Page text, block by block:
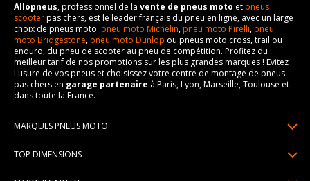
Allopneus, professionnel de la vente de pneus moto etpneus
scooterpas chers, est le leader français du pneu en ligne, avec un large
choix de pneus moto. pneu moto Michelin,pneu moto Pirelli,pneu
moto Bridgestone,pneu moto Dunlop ou pneus moto cross, trail ou
enduro, du pneu de scooter au pneu de compétition. Profitez du
meilleur tarif de nos promotions sur les plus grandes marques ! Evitez
l'usure de vos pneus et choisissez votre centre de montage de pneus
pas chers en garage partenaire à Paris, Lyon, Marseille, Toulouse et
dans toute la France.
MARQUES PNEUS MOTO
TOP DIMENSIONS